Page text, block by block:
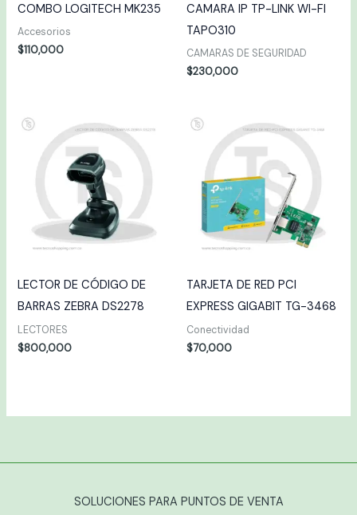
COMBO LOGITECH MK235
Accesorios
$110,000
CAMARA IP TP-LINK WI-FI
TAPO310
CAMARAS DE SEGURIDAD
$230,000
LECTOR DE CÓDIGO DE
BARRAS ZEBRA DS2278
LECTORES
$800,000
TARJETA DE RED PCI
EXPRESS GIGABIT TG-3468
Conectividad
$70,000
SOLUCIONES PARA PUNTOS DE VENTA